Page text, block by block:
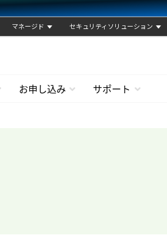
マネージド セキュリティソリューション
お申し込み サポート